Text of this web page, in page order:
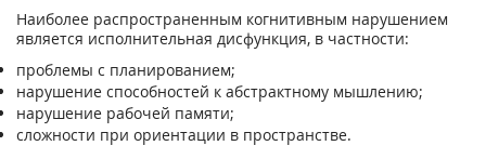
Наиболее распространенным когнитивным нарушением
является исполнительная дисфункция, в частности:
проблемы с планированием;
нарушение способностей к абстрактному мышлению;
нарушение рабочей памяти;
сложности при ориентации в пространстве.